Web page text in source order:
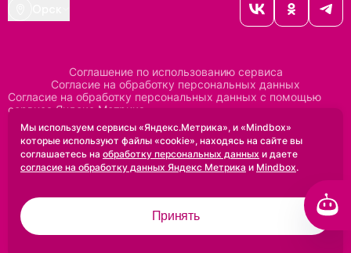
2005-2026 ©
Дизайн сделан вUprock
Проектирование и SEO:
Baklenev SEO
Разработано вQualitica
Соглашение по использованию сервиса
Согласие на обработку персональных данных
Согласие на обработку персональных данных с помощью
сервиса Яндекс Метрика
Согласие на обработку персональных данных с помощью
сервиса Mindbox
Положение по обработке персональных данных
Политика конфиденциальностиДоговор оферты
Мы используем сервисы «Яндекс.Метрика», и «Mindbox»
которые используют файлы «cookie», находясь на сайте вы
соглашаетесь на обработку персональных данных и даете
согласие на обработку данных Яндекс Метрика и Mindbox.
Принять